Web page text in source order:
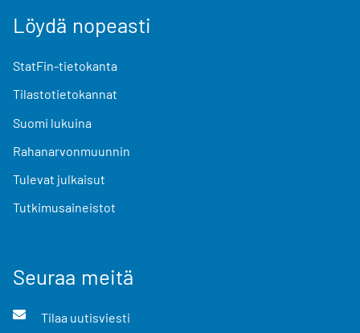
Löydä nopeasti
StatFin-tietokanta
Tilastotietokannat
Suomi lukuina
Rahanarvonmuunnin
Tulevat julkaisut
Tutkimusaineistot
Seuraa meitä
Tilaa uutisviesti